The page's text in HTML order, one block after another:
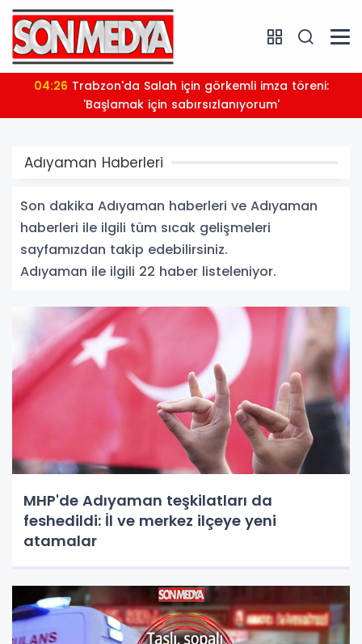
04:26
'Başlamak için sabırsızlanıyorum'
Adıyaman Haberleri
Son dakika Adıyaman haberleri ve Adıyaman
haberleri ile ilgili tüm sıcak gelişmeleri
sayfamızdan takip edebilirsiniz.
Adıyaman ile ilgili 22 haber listeleniyor.
MHP'de Adıyaman teşkilatları da
feshedildi: İl ve merkez ilçeye yeni
atamalar